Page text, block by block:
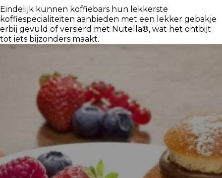
Eindelijk kunnen koffiebars hun lekkerste
koffiespecialiteiten aanbieden met een lekker gebakje
erbij gevuld of versierd met Nutella®, wat het ontbijt
tot iets bijzonders maakt.